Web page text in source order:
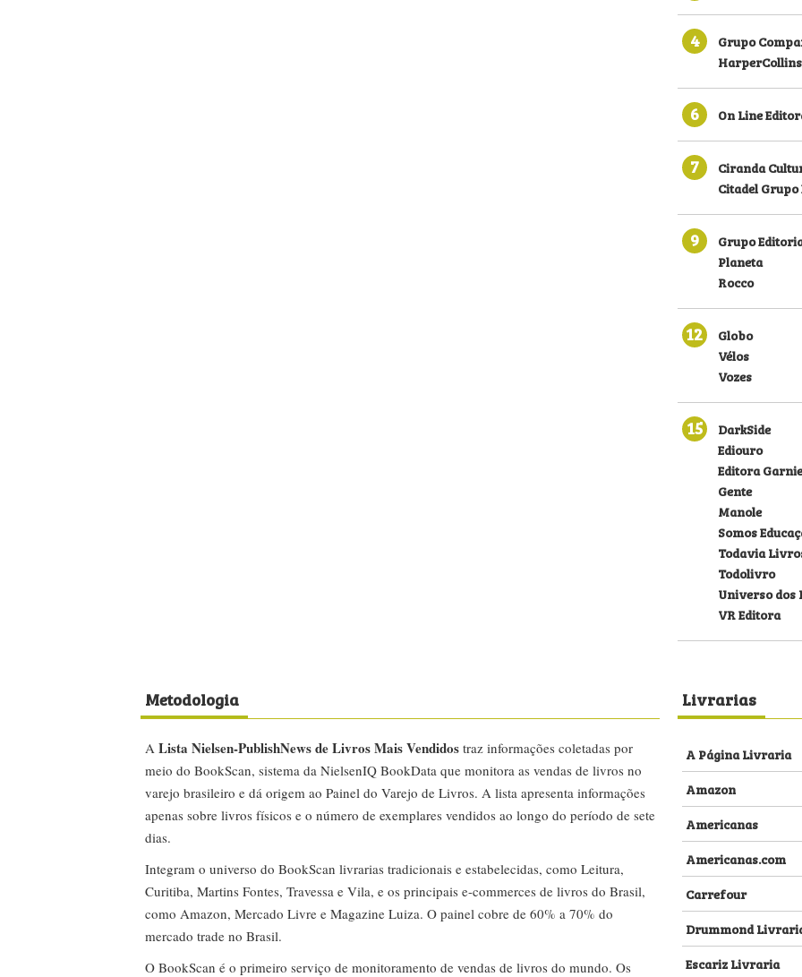
4
Grupo
6 On Line
7
Ciranda
Citadel
9
Grupo
Planeta
Rocco
12
Globo
Vélos
Vozes
15
DarkSide
Ediouro
Editora
Gente
Manole
Somos
Todavia
Todolivro
Universo dos
VR Editora
Metodologia
A Lista Nielsen-PublishNews de Livros Mais Vendidos traz informações coletadas por
meio do BookScan, sistema da NielsenIQ BookData que monitora as vendas de livros no
varejo brasileiro e dá origem ao Painel do Varejo de Livros. A lista apresenta informações
apenas sobre livros físicos e o número de exemplares vendidos ao longo do período de sete
dias.
Integram o universo do BookScan livrarias tradicionais e estabelecidas, como Leitura,
Curitiba, Martins Fontes, Travessa e Vila, e os principais e-commerces de livros do Brasil,
como Amazon, Mercado Livre e Magazine Luiza. O painel cobre de 60% a 70% do
mercado trade no Brasil.
O BookScan é o primeiro serviço de monitoramento de vendas de livros do mundo. Os
Livrarias
A Página Livraria
Amazon
Americanas
Americanas.com
Carrefour
Drummond
Escariz Livraria